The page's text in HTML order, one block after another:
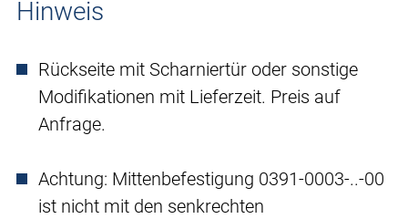
Hinweis
Rückseite mit Scharniertür oder sonstige
Modifikationen mit Lieferzeit. Preis auf
Anfrage.
Achtung: Mittenbefestigung 0391-0003-..-00
ist nicht mit den senkrechten